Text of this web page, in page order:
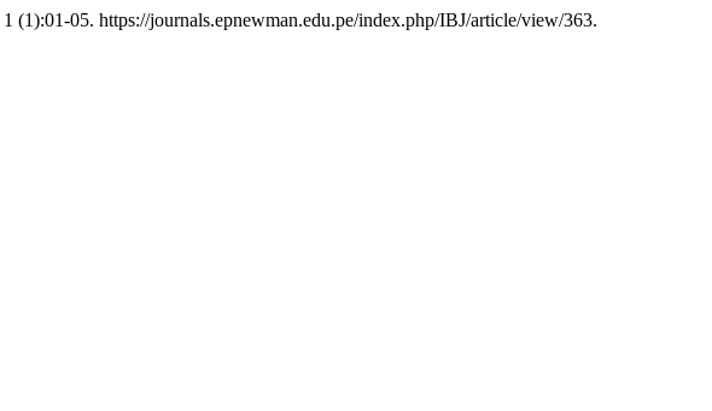
1 (1):01-05. https://journals.epnewman.edu.pe/index.php/IBJ/article/view/363.